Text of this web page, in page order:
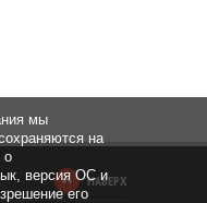
НАВЕРХ
мы
на
о
версия ОС и
его